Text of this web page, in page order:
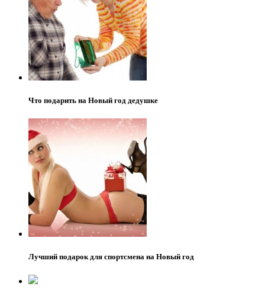
Что подарить на Новый год дедушке
Лучший подарок для спортсмена на Новый год